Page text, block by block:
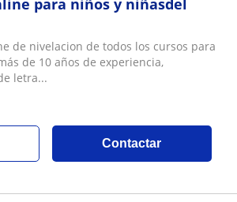
para niños y niñasdel
de nivelacion de todos los cursos para
de 10 años de experiencia,
letra...
Contactar